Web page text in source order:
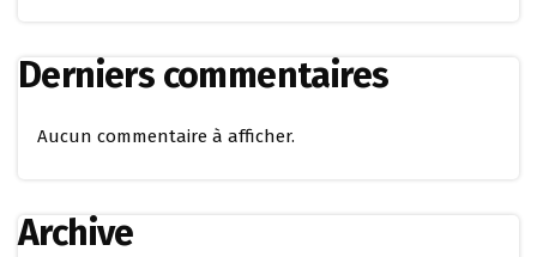
Derniers commentaires
Aucun commentaire à afficher.
Archive